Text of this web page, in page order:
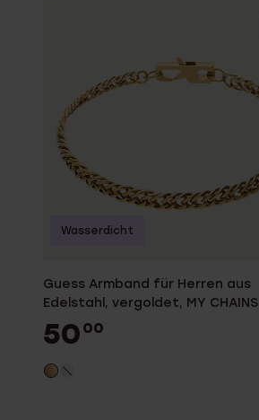
Guess Armband für Herren aus
Edelstahl, vergoldet, MY CHAINS
50 00
Wasserdicht